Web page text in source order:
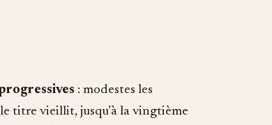
: modestes les
titre vieillit, jusqu’à la vingtième